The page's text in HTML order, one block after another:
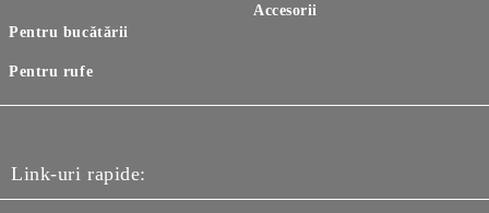
Pentru bucătării
Pentru rufe
Accesorii
Link-uri rapide: